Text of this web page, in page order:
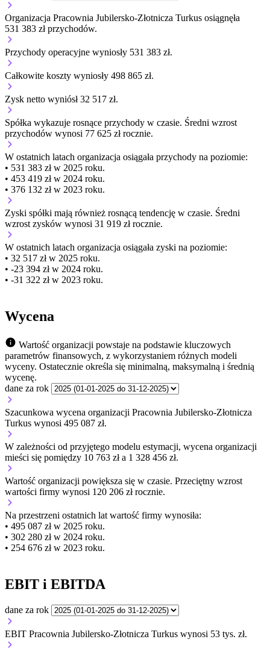
Organizacja Pracownia Jubilersko-Złotnicza Turkus osiągnęła
531 383 zł przychodów.
Przychody operacyjne wyniosły 531 383 zł.
Całkowite koszty wyniosły 498 865 zł.
Zysk netto wyniósł 32 517 zł.
Spółka wykazuje rosnące przychody w czasie. Średni wzrost
przychodów wynosi 77 625 zł rocznie.
W ostatnich latach organizacja osiągała przychody na poziomie:
• 531 383 zł w 2025 roku.
• 453 419 zł w 2024 roku.
• 376 132 zł w 2023 roku.
Zyski spółki mają również rosnącą tendencję w czasie. Średni
wzrost zysków wynosi 31 919 zł rocznie.
W ostatnich latach organizacja osiągała zyski na poziomie:
• 32 517 zł w 2025 roku.
• -23 394 zł w 2024 roku.
• -31 322 zł w 2023 roku.
Wycena
Wartość organizacji powstaje na podstawie kluczowych
parametrów finansowych, z wykorzystaniem różnych modeli
wyceny. Ostatecznie określa się minimalną, maksymalną i średnią
wycenę.
dane za rok
Szacunkowa wycena organizacji Pracownia Jubilersko-Złotnicza
Turkus wynosi 495 087 zł.
W zależności od przyjętego modelu estymacji, wycena organizacji
mieści się pomiędzy 10 763 zł a 1 328 456 zł.
Wartość organizacji powiększa się w czasie. Przeciętny wzrost
wartości firmy wynosi 120 206 zł rocznie.
Na przestrzeni ostatnich lat wartość firmy wynosiła:
• 495 087 zł w 2025 roku.
• 302 280 zł w 2024 roku.
• 254 676 zł w 2023 roku.
EBIT i EBITDA
dane za rok
EBIT Pracownia Jubilersko-Złotnicza Turkus wynosi 53 tys. zł.